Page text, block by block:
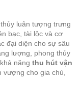
luân tượng trưng
bạc, tài lộc và cơ
đại diện cho sự sâu
lượng, phong thủy
năng thu hút vận
vượng cho gia chủ,